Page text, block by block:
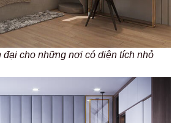
đại cho những nơi có diện tích nhỏ